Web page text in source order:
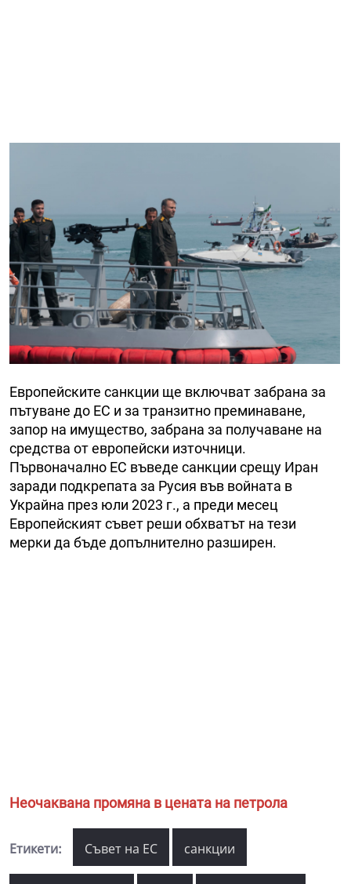
Европейските санкции ще включват забрана за
пътуване до ЕС и за транзитно преминаване,
запор на имущество, забрана за получаване на
средства от европейски източници.
Първоначално ЕС въведе санкции срещу Иран
заради подкрепата за Русия във войната в
Украйна през юли 2023 г., а преди месец
Европейският съвет реши обхватът на тези
мерки да бъде допълнително разширен.
Неочаквана промяна в цената на петрола
Етикети: Съвет на ЕС санкции